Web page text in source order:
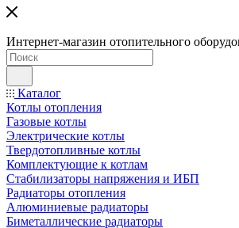
Интернет-магазин отопительного
Каталог
Котлы отопления
Газовые котлы
Электрические котлы
Твердотопливные котлы
Комплектующие к котлам
Стабилизаторы напряжения и ИБП
Радиаторы отопления
Алюминиевые радиаторы
Биметаллические радиаторы